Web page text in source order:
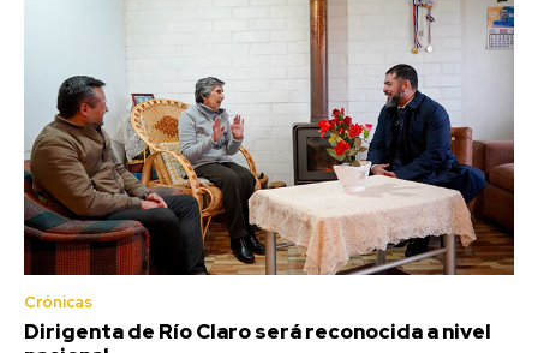
Crónicas
Dirigenta de Río Claro será reconocida a nivel